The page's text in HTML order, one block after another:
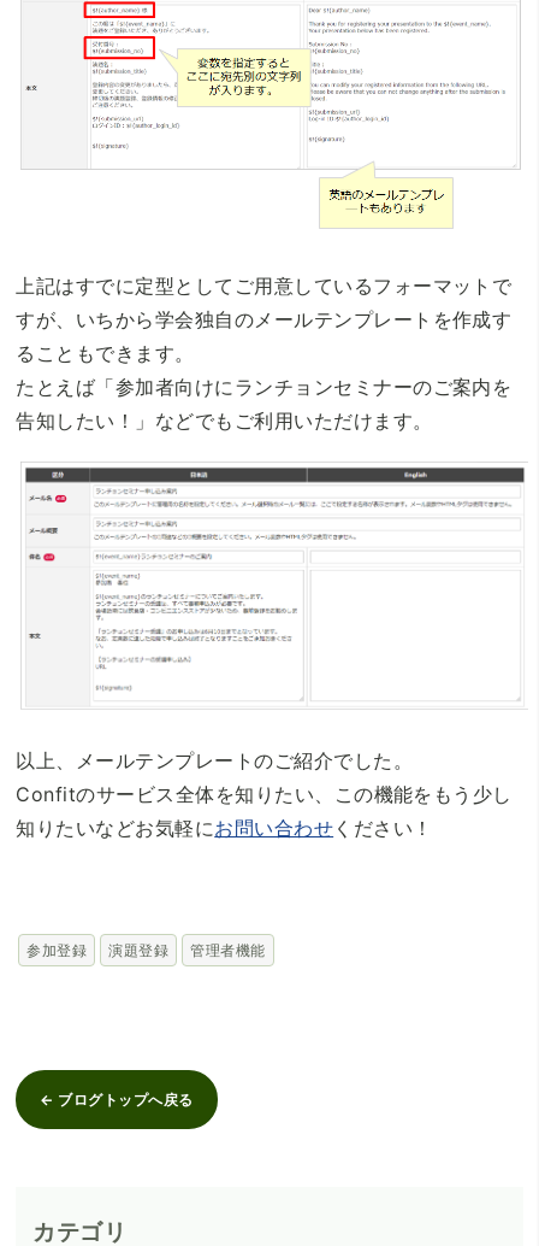
上記はすでに定型としてご用意しているフォーマットで
すが、いちから学会独自のメールテンプレートを作成す
ることもできます。
たとえば「参加者向けにランチョンセミナーのご案内を
告知したい！」などでもご利用いただけます。
以上、メールテンプレートのご紹介でした。
Confitのサービス全体を知りたい、この機能をもう少し
知りたいなどお気軽にお問い合わせ ください！
参加登録 演題登録 管理者機能
← ブログトップへ戻る
カテゴリ